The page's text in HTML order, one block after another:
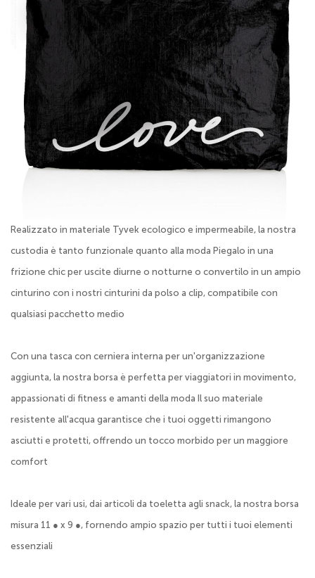
Realizzato in materiale Tyvek ecologico e impermeabile, la nostra
custodia è tanto funzionale quanto alla moda Piegalo in una
frizione chic per uscite diurne o notturne o convertilo in un ampio
cinturino con i nostri cinturini da polso a clip, compatibile con
qualsiasi pacchetto medio
Con una tasca con cerniera interna per un'organizzazione
aggiunta, la nostra borsa è perfetta per viaggiatori in movimento,
appassionati di fitness e amanti della moda Il suo materiale
resistente all'acqua garantisce che i tuoi oggetti rimangono
asciutti e protetti, offrendo un tocco morbido per un maggiore
comfort
Ideale per vari usi, dai articoli da toeletta agli snack, la nostra borsa
misura 11 ● x 9 ●, fornendo ampio spazio per tutti i tuoi elementi
essenziali